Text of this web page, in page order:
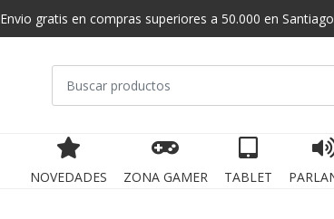
Envio gratis en compras superiores a 50.000 en
NOVEDADES
ZONA GAMER TABLET